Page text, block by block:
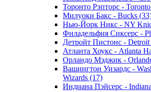
Торонто Рэпторс -
Милуоки Бакс - Bucks
Нью-Йорк Никс - NY
Филадельфия Сиксерс -
Детройт Пистонс - Detroit
Атланта Хоукс - Atlanta
Орландо Мэджик -
Вашингтон Уизардс -
Wizards (17)
Индиана Пэйсерс -